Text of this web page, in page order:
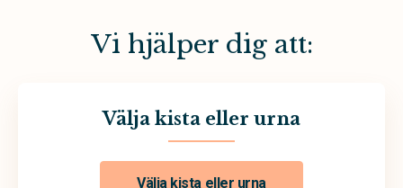
Vi hjälper dig att:
Välja kista eller urna
Välja kista eller urna